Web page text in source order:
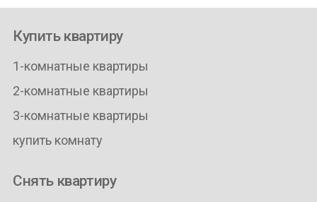
Купить квартиру
1-комнатные квартиры
2-комнатные квартиры
3-комнатные квартиры
купить комнату
Снять квартиру